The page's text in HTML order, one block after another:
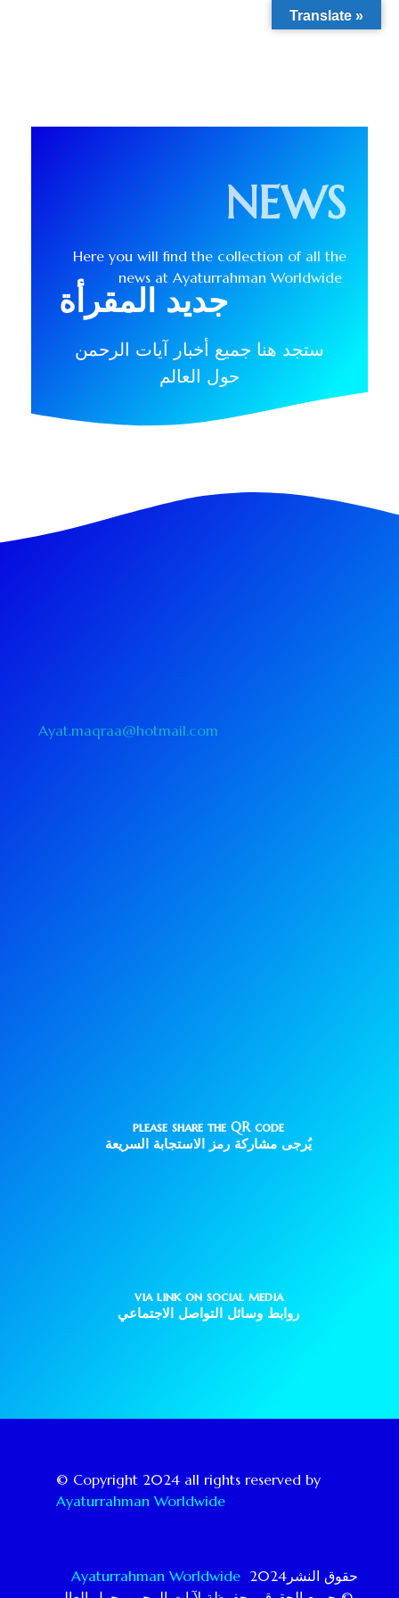
NEWS
Here you will find the collection of all the
news at Ayaturrahman Worldwide
جديد المقرأة
ستجد هنا جميع أخبار آيات الرحمن
حول العالم
Ayat.maqraa@hotmail.com
please share the QR code
يُرجى مشاركة رمز الاستجابة السريعة
via link on social media
روابط وسائل التواصل الاجتماعي
© Copyright 2024 all rights reserved by
Ayaturrahman Worldwide
Ayaturrahman Worldwide
Translate »